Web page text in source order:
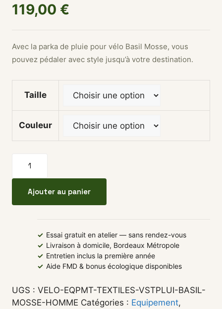
119,00 €
Avec la parka de pluie pour vélo Basil Mosse, vous
pouvez pédaler avec style jusqu’à votre destination.
Taille
Couleur
Ajouter au panier
✓ Essai gratuit en atelier — sans rendez-vous
✓ Livraison à domicile, Bordeaux Métropole
✓ Entretien inclus la première année
✓ Aide FMD & bonus écologique disponibles
UGS : VELO-EQPMT-TEXTILES-VSTPLUI-BASIL-
MOSSE-HOMME Catégories : Equipement,